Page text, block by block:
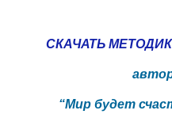
СКАЧАТЬ
“Мир будет